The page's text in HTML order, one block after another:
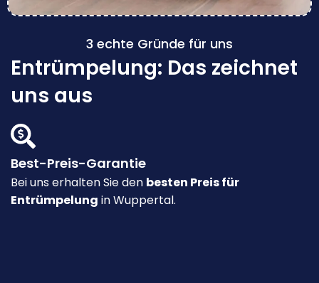
3 echte Gründe für uns
Entrümpelung: Das zeichnet
uns aus
Best-Preis-Garantie
Bei uns erhalten Sie den besten Preis für
Entrümpelung in Wuppertal.